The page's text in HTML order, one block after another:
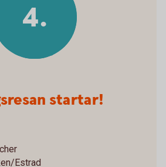
4.
startar!
Estrad